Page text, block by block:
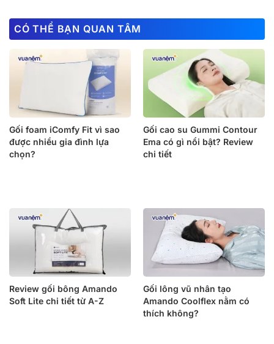
CÓ THỂ BẠN QUAN TÂM
Gối foam iComfy Fit vì sao
được nhiều gia đình lựa
chọn?
Gối cao su Gummi Contour
Ema có gì nổi bật? Review
chi tiết
Review gối bông Amando
Soft Lite chi tiết từ A-Z
Gối lông vũ nhân tạo
Amando Coolflex nằm có
thích không?